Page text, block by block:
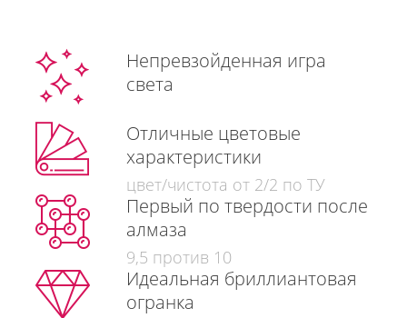
Непревзойденная игра
света
Отличные цветовые
характеристики
цвет/чистота от 2/2 по ТУ
Первый по твердости после
алмаза
9,5 против 10
Идеальная бриллиантовая
огранка